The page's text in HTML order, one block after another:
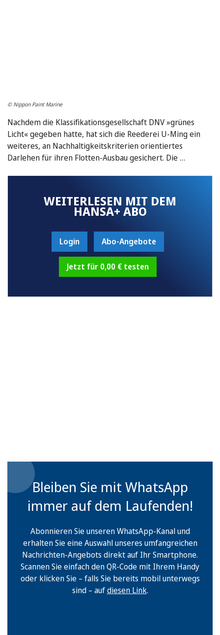
© Nippon Paint Marine
Nachdem die Klassifikationsgesellschaft DNV »grünes
Licht« gegeben hatte, hat sich die Reederei U-Ming ein
weiteres, an Nachhaltigkeitskriterien orientiertes
Darlehen für ihren Flotten-Ausbau gesichert. Die …
WEITERLESEN MIT DEM
HANSA+ ABO
Login Abo-Angebote
Jetzt für 0,00 € testen
Bleiben Sie mit WhatsApp
immer auf dem Laufenden!
Abonnieren Sie unseren WhatsApp-Kanal und
erhalten Sie eine Auswahl unseres umfangreichen
Nachrichten-Angebots direkt auf Ihr Smartphone.
Scannen Sie einfach den QR-Code mit Ihrem Handy
oder klicken Sie – falls Sie bereits mobil unterwegs
sind – aufdiesen Link.